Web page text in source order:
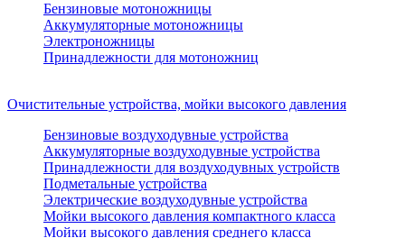
Бензиновые мотоножницы
Аккумуляторные мотоножницы
Электроножницы
Принадлежности для мотоножниц
Очистительные устройства, мойки высокого давления
Бензиновые воздуходувные устройства
Аккумуляторные воздуходувные устройства
Принадлежности для воздуходувных устройств
Подметальные устройства
Электрические воздуходувные устройства
Мойки высокого давления компактного класса
Мойки высокого давления среднего класса